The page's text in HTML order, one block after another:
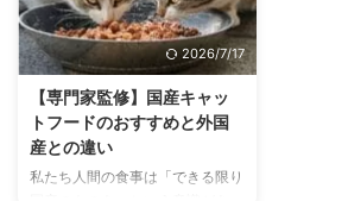
意点などをまとめ、厳選したおす
すめキャットフードもご紹介して
いるので、参考にしてみてくださ
いね。 大切な愛猫の健康をキー
プすることはもちろんですが、食
事タイムをもっと楽しんでもらえ
るように選びましょう！ この記
事の結論 高級キャットフードで
2026/7/17
【専門家監修】国産キャッ
トフードのおすすめと外国
産との違い
私たち人間の食事は「できる限り